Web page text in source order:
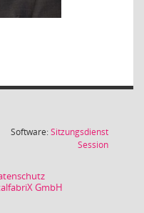
Software:Sitzungsdienst
Session(Wird in
GmbH